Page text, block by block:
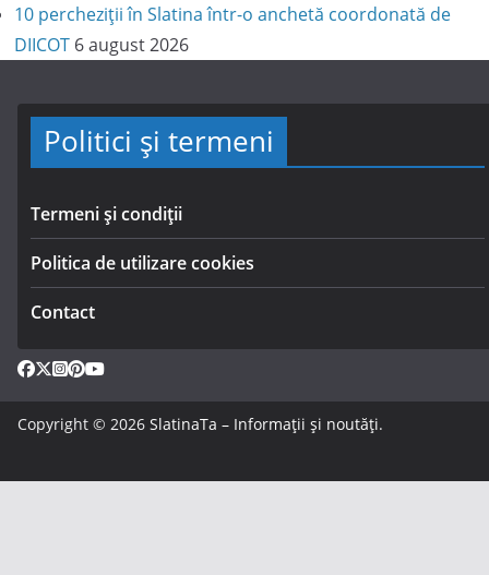
10 percheziții în Slatina într-o anchetă coordonată de
DIICOT 6 august 2026
Politici și termeni
Termeni și condiții
Politica de utilizare cookies
Contact
Copyright © 2026 SlatinaTa – Informații și noutăți.